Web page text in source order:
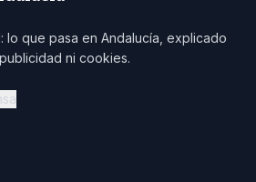
lo que pasa en Andalucía, explicado
ni cookies.